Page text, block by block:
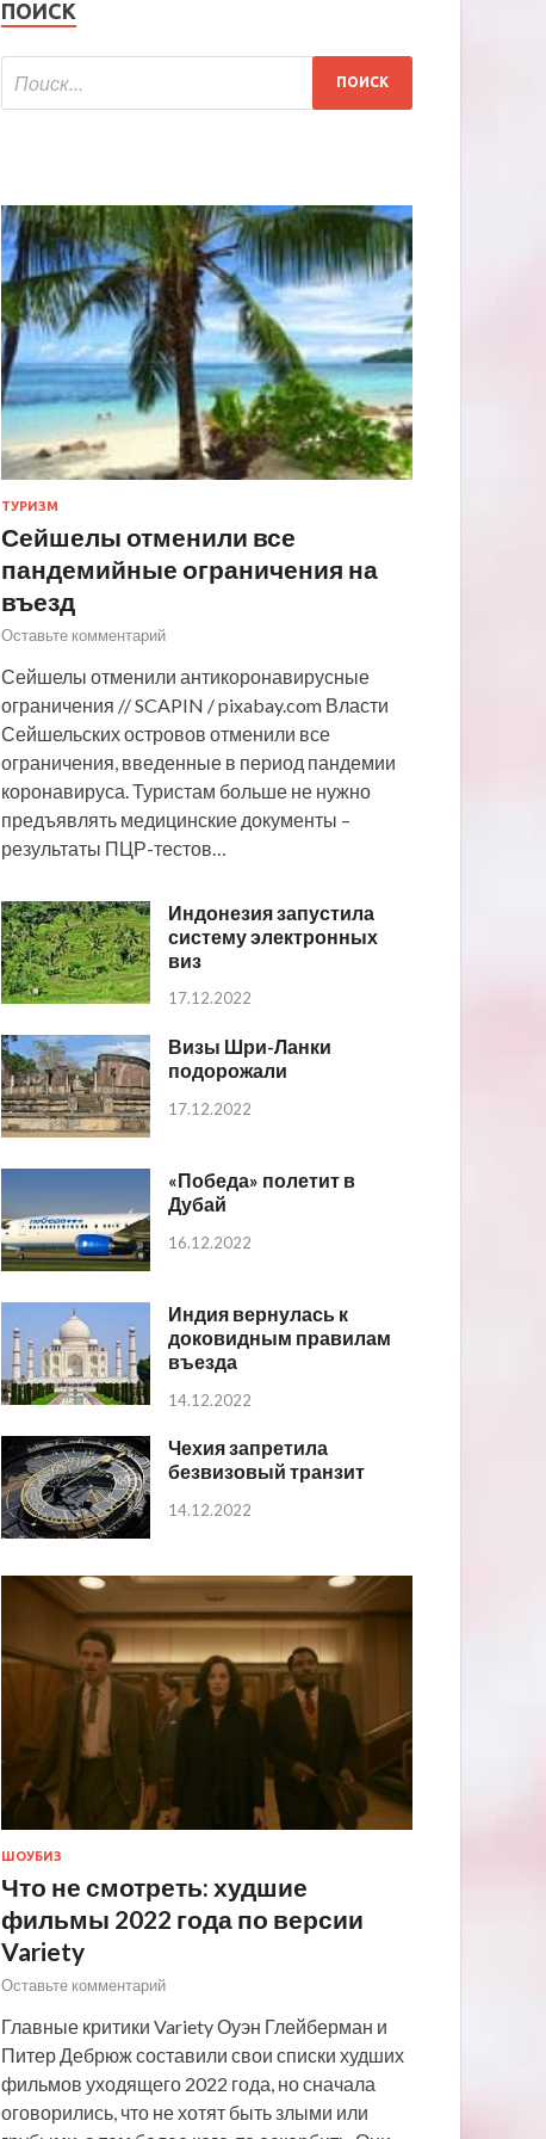
ПОИСК
ТУРИЗМ
Сейшелы отменили все
пандемийные ограничения на
въезд
Оставьте комментарий
Сейшелы отменили антикоронавирусные
ограничения // SCAPIN / pixabay.com Власти
Сейшельских островов отменили все
ограничения, введенные в период пандемии
коронавируса. Туристам больше не нужно
предъявлять медицинские документы –
результаты ПЦР-тестов…
Индонезия запустила
систему электронных
виз
17.12.2022
Визы Шри-Ланки
подорожали
17.12.2022
«Победа» полетит в
Дубай
16.12.2022
Индия вернулась к
доковидным правилам
въезда
14.12.2022
Чехия запретила
безвизовый транзит
14.12.2022
ШОУБИЗ
Что не смотреть: худшие
фильмы 2022 года по версии
Variety
Оставьте комментарий
Главные критики Variety Оуэн Глейберман и
Питер Дебрюж составили свои списки худших
фильмов уходящего 2022 года, но сначала
оговорились, что не хотят быть злыми или